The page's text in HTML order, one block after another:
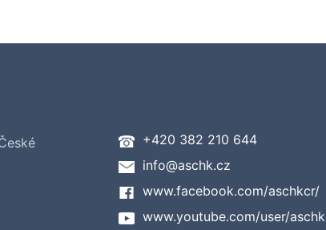
+420 382 210 644
info@aschk.cz
www.facebook.com/aschkcr/
www.youtube.com/user/aschk